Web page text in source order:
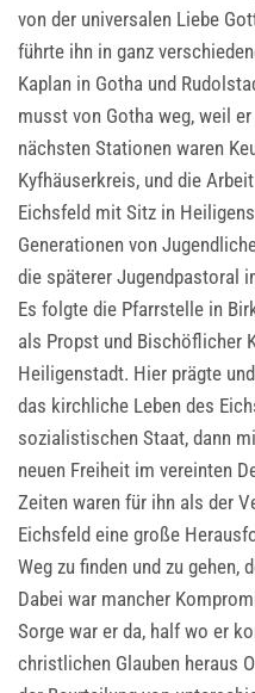
von der universalen Liebe
führte ihn in ganz
Kaplan in Gotha und
musst von Gotha weg, weil
nächsten Stationen waren
Kyfhäuserkreis, und die
Eichsfeld mit Sitz in
Generationen von
die späterer Jugendpastoral
Es folgte die Pfarrstelle in
als Propst und Bischöflicher
Heiligenstadt. Hier prägte
das kirchliche Leben des
sozialistischen Staat, dann
neuen Freiheit im vereinten
Zeiten waren für ihn als der
Eichsfeld eine große
Weg zu finden und zu gehen,
Dabei war mancher
Sorge war er da, half wo er
christlichen Glauben heraus